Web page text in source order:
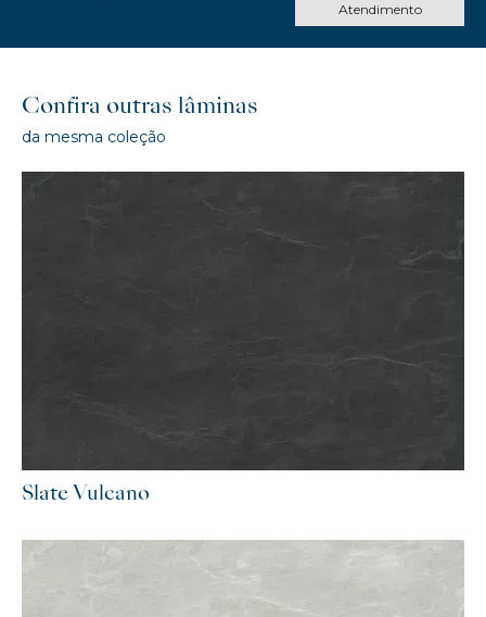
Atendimento
Confira outras lâminas
da mesma coleção
Slate Vulcano